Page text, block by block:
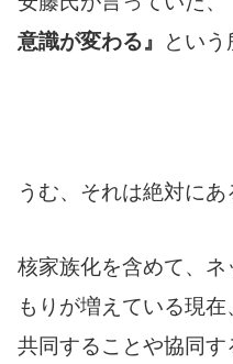
意識が変わる』
という
うむ、それは絶対にあ
核家族化を含めて、ネ
もりが増えている現在
共同することや協同